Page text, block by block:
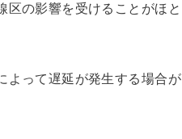
区の影響を受けることがほと
よって遅延が発生する場合が